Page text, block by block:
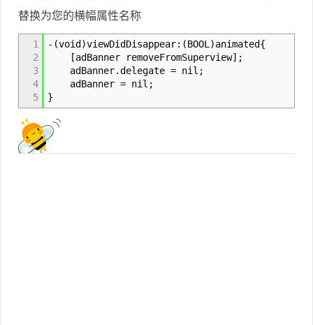
替换为您的横幅属性名称
1
2
3
4
5
-(void)viewDidDisappear:(BOOL)animated{
[adBanner removeFromSuperview];
adBanner.delegate = nil;
adBanner = nil;
}